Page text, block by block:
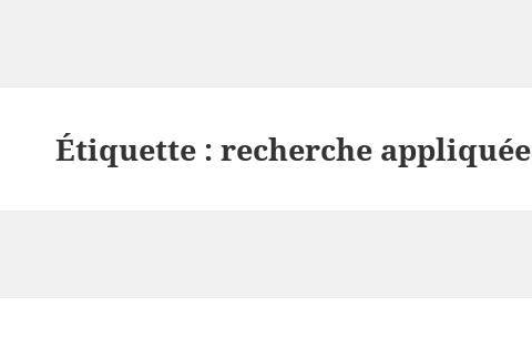
Étiquette :recherche appliquée